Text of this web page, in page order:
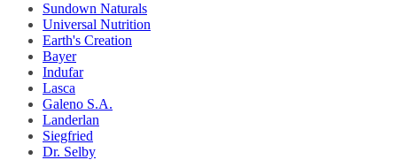
Sundown Naturals
Universal Nutrition
Earth's Creation
Bayer
Indufar
Lasca
Galeno S.A.
Landerlan
Siegfried
Dr. Selby